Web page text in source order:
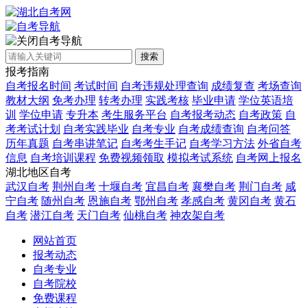
自考导航
搜索
报考指南
自考报名时间 考试时间 自考违规处理查询 成绩复查 考场查询
教材大纲 免考办理 转考办理 实践考核 毕业申请 学位英语培
训 学位申请 专升本 考生服务平台 自考报考动态 自考政策 自
考考试计划 自考实践毕业 自考专业 自考成绩查询 自考问答
历年真题 自考串讲笔记 自考考生手记 自考学习方法 外省自考
信息 自考培训课程 免费视频领取 模拟考试系统 自考网上报名
湖北地区自考
武汉自考 荆州自考 十堰自考 宜昌自考 襄樊自考 荆门自考 咸
宁自考 随州自考 恩施自考 鄂州自考 孝感自考 黄冈自考 黄石
自考 潜江自考 天门自考 仙桃自考 神农架自考
网站首页
报考动态
自考专业
自考院校
免费课程